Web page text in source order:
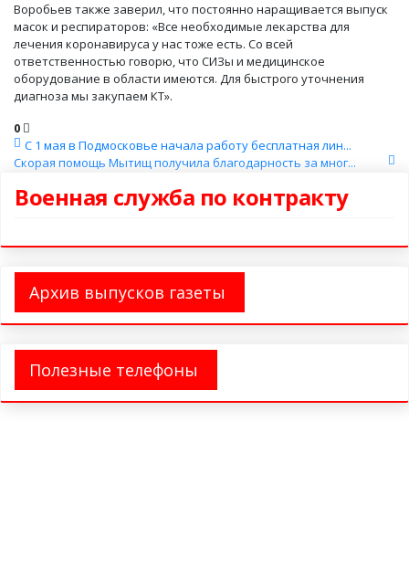
Воробьев также заверил, что постоянно наращивается выпуск
масок и респираторов: «Все необходимые лекарства для
лечения коронавируса у нас тоже есть. Со всей
ответственностью говорю, что СИЗы и медицинское
оборудование в области имеются. Для быстрого уточнения
диагноза мы закупаем КТ».
0
С 1 мая в Подмосковье начала работу бесплатная лин...
Скорая помощь Мытищ получила благодарность за мног...
Военная служба по контракту
Архив выпусков газеты
Полезные телефоны